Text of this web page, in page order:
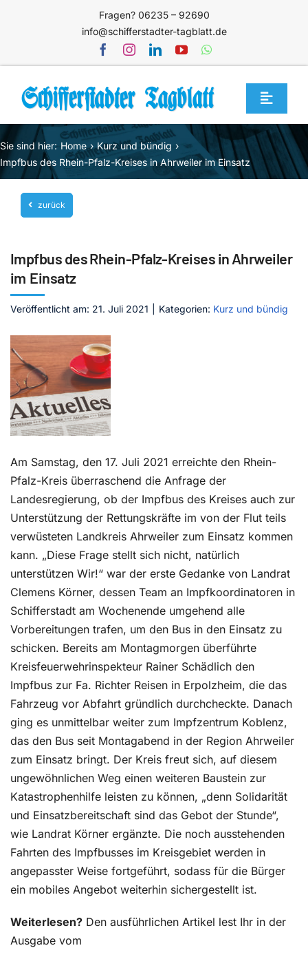
Fragen? 06235 – 92690
info@schifferstadter-tagblatt.de
Toggle
Home
Themen
Blog
Unternehmen
Mediathek
Jetzt abonnieren
Sie sind hier: Home
Kurz und bündig
Impfbus des Rhein-Pfalz-Kreises in Ahrweiler im Einsatz
zurück
Impfbus des Rhein-Pfalz-Kreises in Ahrweiler
im Einsatz
Veröffentlicht am: 21. Juli 2021 Kategorien: Kurz und bündig
Am Samstag, den 17. Juli 2021 erreichte den Rhein-
Pfalz-Kreis überraschend die Anfrage der
Landesregierung, ob der Impfbus des Kreises auch zur
Unterstützung der Rettungskräfte im von der Flut teils
verwüsteten Landkreis Ahrweiler zum Einsatz kommen
kann. „Diese Frage stellt sich nicht, natürlich
unterstützen Wir!“ war der erste Gedanke von Landrat
Clemens Körner, dessen Team an Impfkoordinatoren in
Schifferstadt am Wochenende umgehend alle
Vorbereitungen trafen, um den Bus in den Einsatz zu
schicken. Bereits am Montagmorgen überführte
Kreisfeuerwehrinspekteur Rainer Schädlich den
Impfbus zur Fa. Richter Reisen in Erpolzheim, die das
Fahrzeug vor Abfahrt gründlich durchcheckte. Danach
ging es unmittelbar weiter zum Impfzentrum Koblenz,
das den Bus seit Montagabend in der Region Ahrweiler
zum Einsatz bringt. Der Kreis freut sich, auf diesem
ungewöhnlichen Weg einen weiteren Baustein zur
Katastrophenhilfe leisten zu können, „denn Solidarität
und Einsatzbereitschaft sind das Gebot der Stunde“,
wie Landrat Körner ergänzte. Die noch ausstehenden
Fahrten des Impfbusses im Kreisgebiet werden in
angepasster Weise fortgeführt, sodass für die Bürger
ein mobiles Angebot weiterhin sichergestellt ist.
Weiterlesen? Den ausführlichen Artikel lest Ihr in der
Ausgabe vom